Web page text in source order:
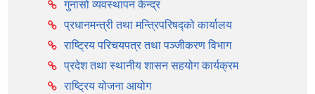
गुनासो व्यवस्थापन केन्द्र
प्रधानमन्त्री तथा मन्त्रिपरिषद्को कार्यालय
राष्ट्रिय परिचयपत्र तथा पञ्‍जीकरण विभाग
प्रदेश तथा स्थानीय शासन सहयोग कार्यक्रम
राष्ट्रिय योजना आयोग